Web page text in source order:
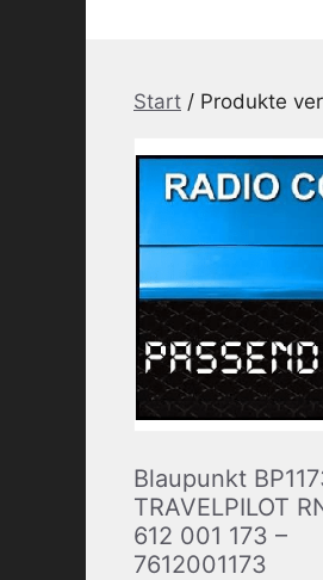
Start / Produkte
Blaupunkt
TRAVELPILOT
612 001 173 –
7612001173